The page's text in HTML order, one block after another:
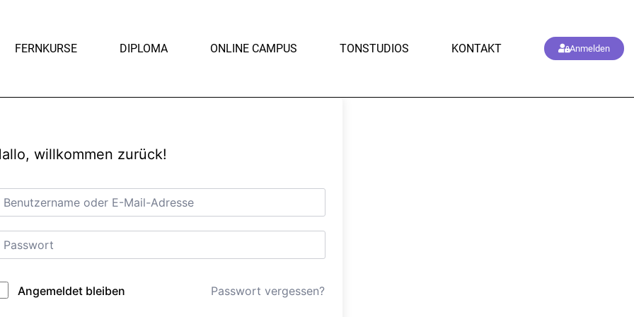
FERNKURSE DIPLOMA ONLINE CAMPUS TONSTUDIOS KONTAKT Anmelden
willkommen zurück!
Angemeldet bleiben Passwort vergessen?